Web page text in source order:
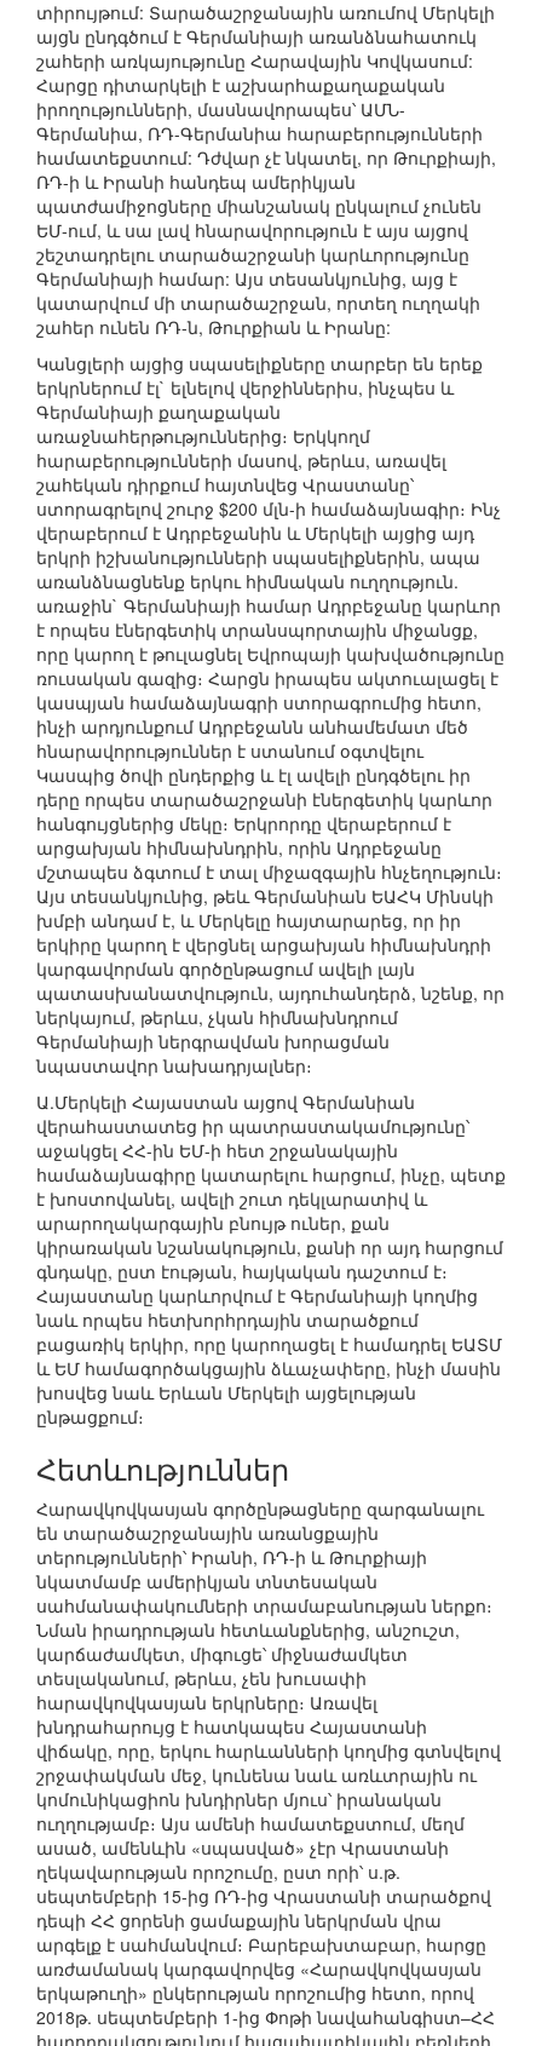
տիրույթում: Տարածաշրջանային առումով Մերկելի
այցն ընդգծում է Գերմանիայի առանձնահատուկ
շահերի առկայությունը Հարավային Կովկասում:
Հարցը դիտարկելի է աշխարհաքաղաքական
իրողությունների, մասնավորապես՝ ԱՄՆ-
Գերմանիա, ՌԴ-Գերմանիա հարաբերությունների
համատեքստում: Դժվար չէ նկատել, որ Թուրքիայի,
ՌԴ-ի և Իրանի հանդեպ ամերիկյան
պատժամիջոցները միանշանակ ընկալում չունեն
ԵՄ-ում, և սա լավ հնարավորություն է այս այցով
շեշտադրելու տարածաշրջանի կարևորությունը
Գերմանիայի համար: Այս տեսանկյունից, այց է
կատարվում մի տարածաշրջան, որտեղ ուղղակի
շահեր ունեն ՌԴ-ն, Թուրքիան և Իրանը:
Կանցլերի այցից սպասելիքները տարբեր են երեք
երկրներում էլ` ելնելով վերջիններիս, ինչպես և
Գերմանիայի քաղաքական
առաջնահերթություններից։ Երկկողմ
հարաբերությունների մասով, թերևս, առավել
շահեկան դիրքում հայտնվեց Վրաստանը՝
ստորագրելով շուրջ $200 մլն-ի համաձայնագիր։ Ինչ
վերաբերում է Ադրբեջանին և Մերկելի այցից այդ
երկրի իշխանությունների սպասելիքներին, ապա
առանձնացնենք երկու հիմնական ուղղություն.
առաջին` Գերմանիայի համար Ադրբեջանը կարևոր
է որպես էներգետիկ տրանսպորտային միջանցք,
որը կարող է թուլացնել Եվրոպայի կախվածությունը
ռուսական գազից։ Հարցն իրապես ակտուալացել է
կասպյան համաձայնագրի ստորագրումից հետո,
ինչի արդյունքում Ադրբեջանն անհամեմատ մեծ
հնարավորություններ է ստանում օգտվելու
Կասպից ծովի ընդերքից և էլ ավելի ընդգծելու իր
դերը որպես տարածաշրջանի էներգետիկ կարևոր
հանգույցներից մեկը։ Երկրորդը վերաբերում է
արցախյան հիմնախնդրին, որին Ադրբեջանը
մշտապես ձգտում է տալ միջազգային հնչեղություն։
Այս տեսանկյունից, թեև Գերմանիան ԵԱՀԿ Մինսկի
խմբի անդամ է, և Մերկելը հայտարարեց, որ իր
երկիրը կարող է վերցնել արցախյան հիմնախնդրի
կարգավորման գործընթացում ավելի լայն
պատասխանատվություն, այդուհանդերձ, նշենք, որ
ներկայում, թերևս, չկան հիմնախնդրում
Գերմանիայի ներգրավման խորացման
նպաստավոր նախադրյալներ։
Ա.Մերկելի Հայաստան այցով Գերմանիան
վերահաստատեց իր պատրաստակամությունը՝
աջակցել ՀՀ-ին ԵՄ-ի հետ շրջանակային
համաձայնագիրը կատարելու հարցում, ինչը, պետք
է խոստովանել, ավելի շուտ դեկլարատիվ և
արարողակարգային բնույթ ուներ, քան
կիրառական նշանակություն, քանի որ այդ հարցում
գնդակը, ըստ էության, հայկական դաշտում է։
Հայաստանը կարևորվում է Գերմանիայի կողմից
նաև որպես հետխորհրդային տարածքում
բացառիկ երկիր, որը կարողացել է համադրել ԵԱՏՄ
և ԵՄ համագործակցային ձևաչափերը, ինչի մասին
խոսվեց նաև Երևան Մերկելի այցելության
ընթացքում։
Հետևություններ
Հարավկովկասյան գործընթացները զարգանալու
են տարածաշրջանային առանցքային
տերությունների՝ Իրանի, ՌԴ-ի և Թուրքիայի
նկատմամբ ամերիկյան տնտեսական
սահմանափակումների տրամաբանության ներքո։
Նման իրադրության հետևանքներից, անշուշտ,
կարճաժամկետ, միգուցե՝ միջնաժամկետ
տեսլականում, թերևս, չեն խուսափի
հարավկովկասյան երկրները։ Առավել
խնդրահարույց է հատկապես Հայաստանի
վիճակը, որը, երկու հարևանների կողմից գտնվելով
շրջափակման մեջ, կունենա նաև առևտրային ու
կոմունիկացիոն խնդիրներ մյուս՝ իրանական
ուղղությամբ։ Այս ամենի համատեքստում, մեղմ
ասած, ամենևին «սպասված» չէր Վրաստանի
ղեկավարության որոշումը, ըստ որի՝ ս.թ.
սեպտեմբերի 15-ից ՌԴ-ից Վրաստանի տարածքով
դեպի ՀՀ ցորենի ցամաքային ներկրման վրա
արգելք է սահմանվում։ Բարեբախտաբար, հարցը
առժամանակ կարգավորվեց «Հարավկովկասյան
երկաթուղի» ընկերության որոշումից հետո, որով
2018թ. սեպտեմբերի 1-ից Փոթի նավահանգիստ–ՀՀ